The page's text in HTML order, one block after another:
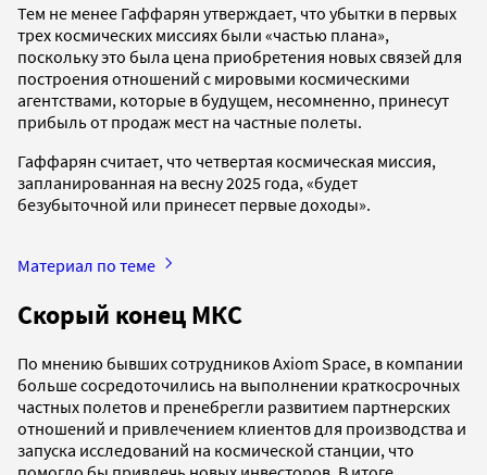
Тем не менее Гаффарян утверждает, что убытки в первых
трех космических миссиях были «частью плана»,
поскольку это была цена приобретения новых связей для
построения отношений с мировыми космическими
агентствами, которые в будущем, несомненно, принесут
прибыль от продаж мест на частные полеты.
Гаффарян считает, что четвертая космическая миссия,
запланированная на весну 2025 года, «будет
безубыточной или принесет первые доходы».
Материал по теме
Скорый конец МКС
По мнению бывших сотрудников Axiom Space, в компании
больше сосредоточились на выполнении краткосрочных
частных полетов и пренебрегли развитием партнерских
отношений и привлечением клиентов для производства и
запуска исследований на космической станции, что